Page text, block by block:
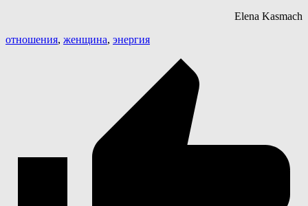
Elena Kasmach
отношения, женщина, энергия